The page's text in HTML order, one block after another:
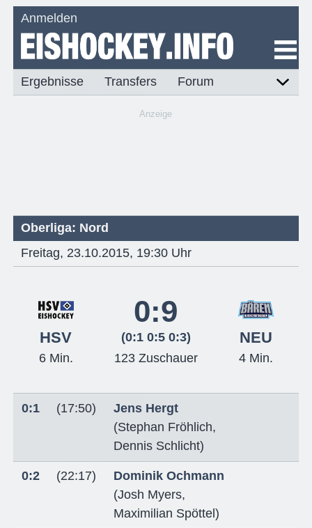
Anmelden
Ergebnisse Transfers Forum
Anzeige
Oberliga: Nord
Freitag, 23.10.2015, 19:30 Uhr
HSV
0:9
(0:1 0:5 0:3) NEU
6 Min. 123 Zuschauer 4 Min.
0:1 (17:50)
Jens Hergt
(Stephan Fröhlich,
Dennis Schlicht)
0:2 (22:17)
Dominik Ochmann
(Josh Myers,
Maximilian Spöttel )